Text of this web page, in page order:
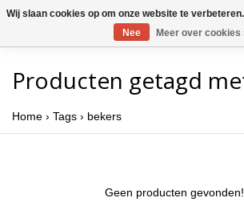
Producten getagd
Home › Tags › bekers
Geen producten
Wij slaan cookies op om onze website te
Nee
Meer over cookies